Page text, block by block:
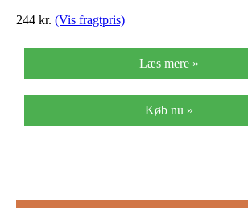
244 kr. (Vis fragtpris)
Læs mere »
Køb nu »